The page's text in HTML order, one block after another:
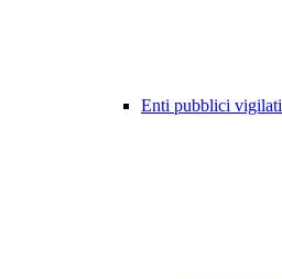
Enti pubblici vigilati